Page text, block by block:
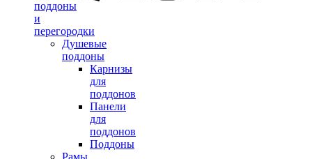
поддоны
и
перегородки
Душевые
поддоны
Карнизы
для
поддонов
Панели
для
поддонов
Поддоны